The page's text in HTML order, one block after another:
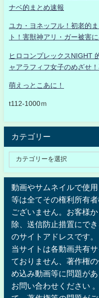
ナベ的まとめ速報
ユカ・ヨネッフル！初老的
ト！害獣神アリ・ガー被害
ヒロコンプレックスNIGHT
ャアラフィフ女子のめざせ
萌えっとこあに！
t112-1000ｍ
カテゴリー
動画やサムネイルで使
等は全てその権利所有
ございません。お客様
除、送信防止措置にで
のサイトアドレスです
当サイトは各動画共有
ておりません、著作権
め込み動画等に問題が
お問い合わせください